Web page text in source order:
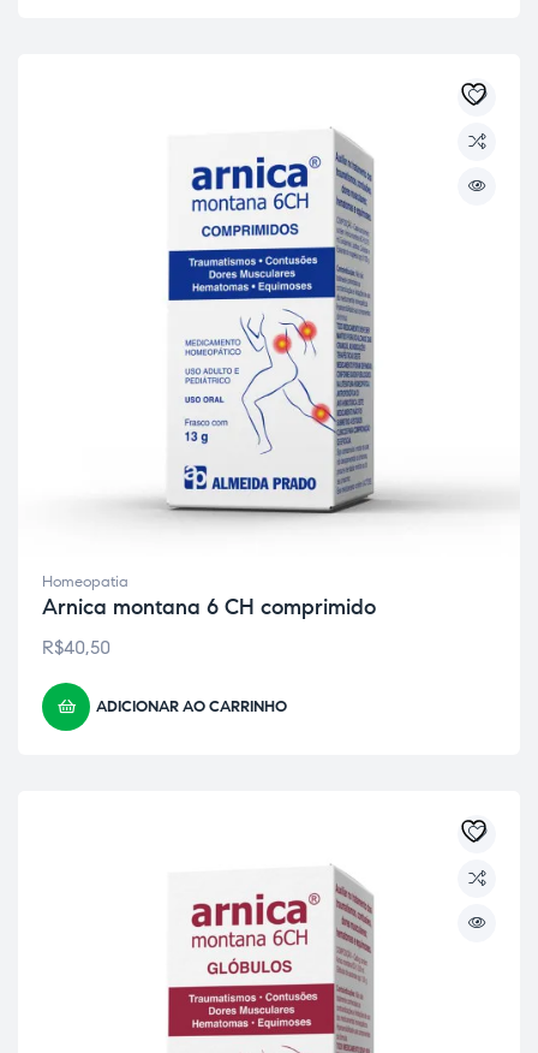
Homeopatia
Arnica montana 6 CH comprimido
R$40,50
ADICIONAR AO CARRINHO